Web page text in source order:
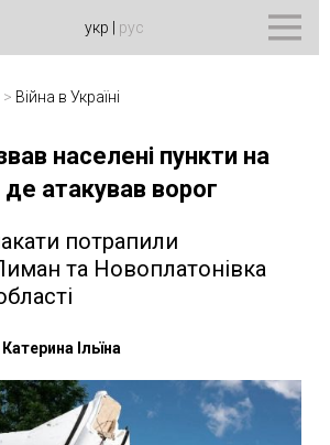
укр рус
> Війна в Україні
населені пункти на
де атакував ворог
потрапили
та Новоплатонівка
Катерина Ільїна